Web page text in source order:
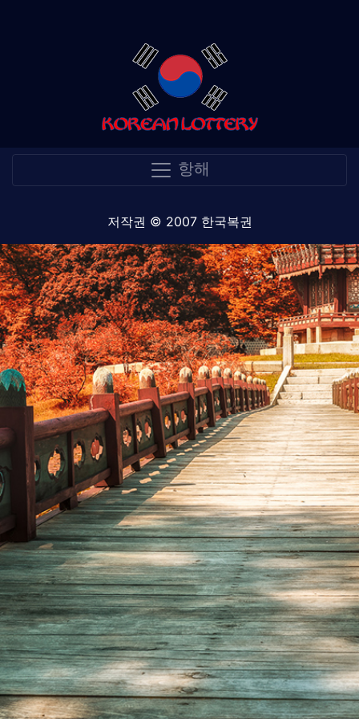
항해
저작권 © 2007 한국복권